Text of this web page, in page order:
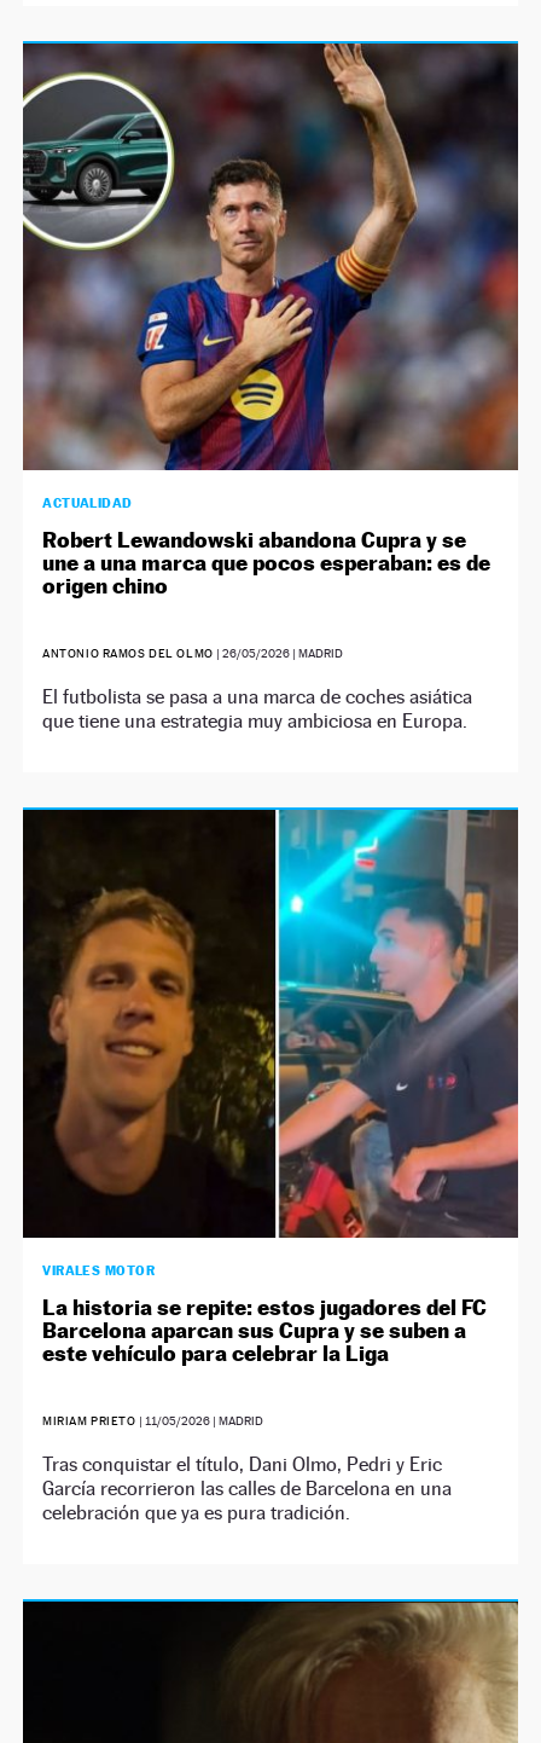
ACTUALIDAD
Robert Lewandowski abandona Cupra y se
une a una marca que pocos esperaban: es de
origen chino
ANTONIO RAMOS DEL OLMO |26/05/2026 | MADRID
El futbolista se pasa a una marca de coches asiática
que tiene una estrategia muy ambiciosa en Europa.
VIRALES MOTOR
La historia se repite: estos jugadores del FC
Barcelona aparcan sus Cupra y se suben a
este vehículo para celebrar la Liga
MIRIAM PRIETO | 11/05/2026 | MADRID
Tras conquistar el título, Dani Olmo, Pedri y Eric
García recorrieron las calles de Barcelona en una
celebración que ya es pura tradición.